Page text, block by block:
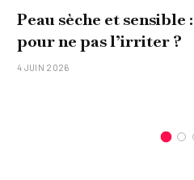
Comment réaliser un
original pour sa famille
15 JANVIER 2026